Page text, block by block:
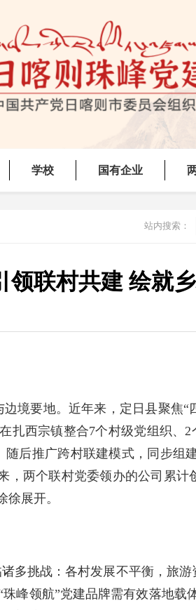
学校 国有企业
站内搜索：
领联村共建 绘就
境要地。近年来，定日县聚焦“
扎西宗镇整合7个村级党组织、
后推广跨村联建模式，同步组
，两个联村党委领办的公司累计
展开。
多挑战：各村发展不平衡，旅
峰领航”党建品牌需有效落地